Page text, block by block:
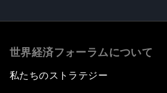
世界経済フォーラムについて
私たちのストラテジー